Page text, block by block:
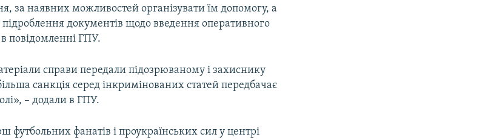
за наявних можливостей організувати їм допомогу, а
документів щодо введення оперативного
повідомленні ГПУ.
справи передали підозрюваному і захиснику
санкція серед інкримінованих статей передбачає
– додали в ГПУ.
футбольних фанатів і проукраїнських сил у центрі